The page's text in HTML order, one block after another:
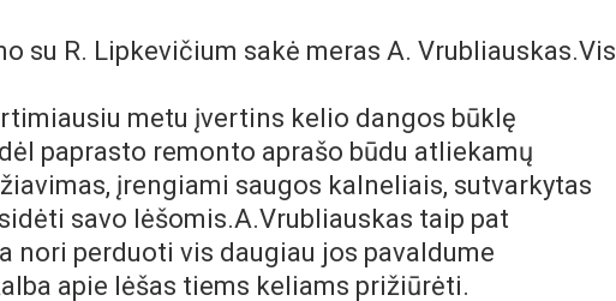
su R. Lipkevičium sakė meras A. Vrubliauskas.Vis
metu įvertins kelio dangos būklę
paprasto remonto aprašo būdu atliekamų
įrengiami saugos kalneliais, sutvarkytas
savo lėšomis.A.Vrubliauskas taip pat
nori perduoti vis daugiau jos pavaldume
apie lėšas tiems keliams prižiūrėti.